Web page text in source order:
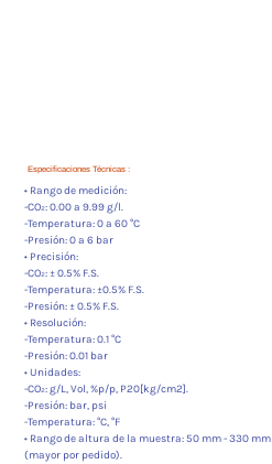
Especificaciones Técnicas :
• Rango de medición:
-CO₂: 0.00 a 9.99 g/l.
-Temperatura: 0 a 60 °C
-Presión: 0 a 6 bar
• Precisión:
-CO₂: ± 0.5% F.S.
-Temperatura: ±0.5% F.S.
-Presión: ± 0.5% F.S.
• Resolución:
-Temperatura: 0.1 °C
-Presión: 0.01 bar
• Unidades:
-CO₂: g/L, Vol, %p/p, P20[kg/cm2].
-Presión: bar, psi
-Temperatura: °C, °F
• Rango de altura de la muestra: 50 mm - 330 mm
(mayor por pedido).